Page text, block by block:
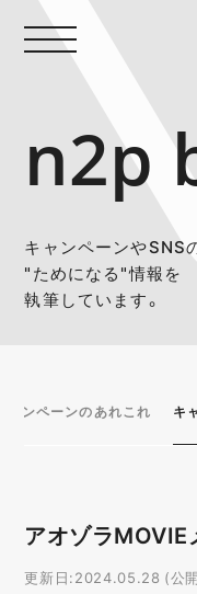
n2p
キャンペーンやSNS
"ためになる"情報を
執筆しています。
ャンペーンのあれこれ キ
アオゾラ
更新日:2024.05.28 (公